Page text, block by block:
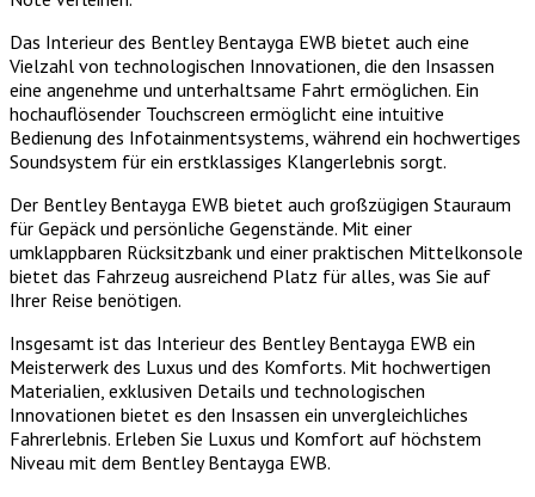
Das Interieur des Bentley Bentayga EWB bietet auch eine
Vielzahl von technologischen Innovationen, die den Insassen
eine angenehme und unterhaltsame Fahrt ermöglichen. Ein
hochauflösender Touchscreen ermöglicht eine intuitive
Bedienung des Infotainmentsystems, während ein hochwertiges
Soundsystem für ein erstklassiges Klangerlebnis sorgt.
Der Bentley Bentayga EWB bietet auch großzügigen Stauraum
für Gepäck und persönliche Gegenstände. Mit einer
umklappbaren Rücksitzbank und einer praktischen Mittelkonsole
bietet das Fahrzeug ausreichend Platz für alles, was Sie auf
Ihrer Reise benötigen.
Insgesamt ist das Interieur des Bentley Bentayga EWB ein
Meisterwerk des Luxus und des Komforts. Mit hochwertigen
Materialien, exklusiven Details und technologischen
Innovationen bietet es den Insassen ein unvergleichliches
Fahrerlebnis. Erleben Sie Luxus und Komfort auf höchstem
Niveau mit dem Bentley Bentayga EWB.